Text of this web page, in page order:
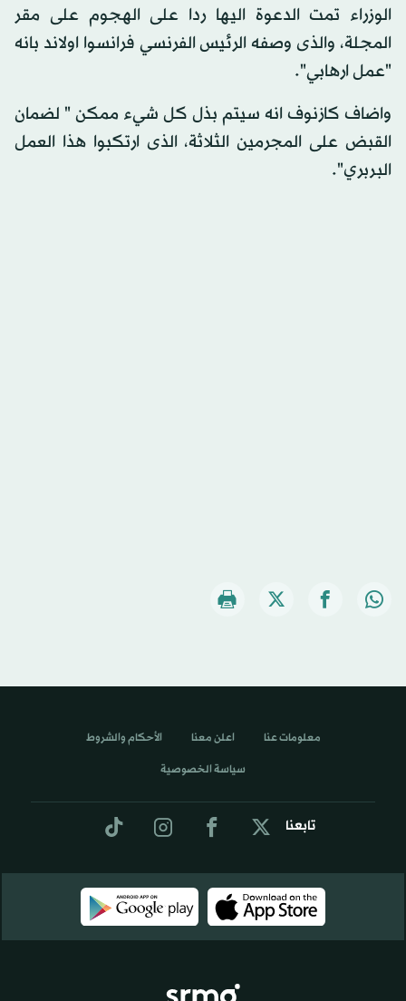
الوزراء تمت الدعوة اليها ردا على الهجوم على مقر
المجلة، والذى وصفه الرئيس الفرنسي فرانسوا اولاند بانه
"عمل ارهابي".
واضاف كازنوف انه سيتم بذل كل شيء ممكن " لضمان
القبض على المجرمين الثلاثة، الذى ارتكبوا هذا العمل
البربري".
تابعنا
معلومات عنا اعلن معنا الأحكام والشروط
سياسة الخصوصية